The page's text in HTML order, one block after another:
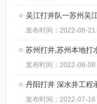
吴江打井队一苏州吴
发布时间：2022-08-21
苏州打井,苏州本地打
发布时间：2022-08-08
丹阳打井 深水井工程
发布时间：2022-07-16